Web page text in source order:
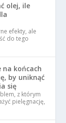
olej, ile
efekty, ale
do tego
na końcach
by uniknąć
się
z którym
pielęgnację,